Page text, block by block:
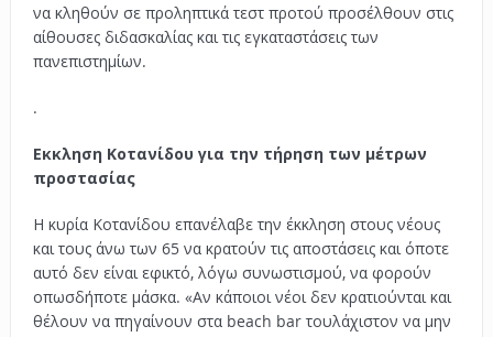
να κληθούν σε προληπτικά τεστ προτού προσέλθουν στις
αίθουσες διδασκαλίας και τις εγκαταστάσεις των
πανεπιστημίων.
.
Εκκληση Κοτανίδου για την τήρηση των μέτρων
προστασίας
Η κυρία Κοτανίδου επανέλαβε την έκκληση στους νέους
και τους άνω των 65 να κρατούν τις αποστάσεις και όποτε
αυτό δεν είναι εφικτό, λόγω συνωστισμού, να φορούν
οπωσδήποτε μάσκα. «Αν κάποιοι νέοι δεν κρατιούνται και
θέλουν να πηγαίνουν στα beach bar τουλάχιστον να μην